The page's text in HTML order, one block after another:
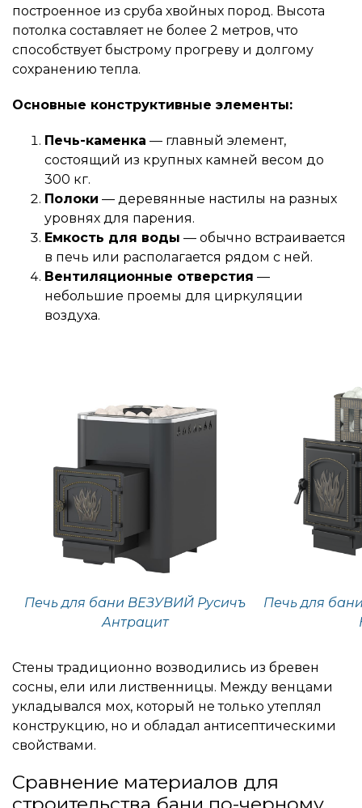
построенное из сруба хвойных пород. Высота
потолка составляет не более 2 метров, что
способствует быстрому прогреву и долгому
сохранению тепла.
Основные конструктивные элементы:
Печь-каменка — главный элемент,
состоящий из крупных камней весом до
300 кг.
Полоки — деревянные настилы на разных
уровнях для парения.
Емкость для воды — обычно встраивается
в печь или располагается рядом с ней.
Вентиляционные отверстия —
небольшие проемы для циркуляции
воздуха.
Печь для бани ВЕЗУВИЙ Русичъ
Антрацит
Печь для
Стены традиционно возводились из бревен
сосны, ели или лиственницы. Между венцами
укладывался мох, который не только утеплял
конструкцию, но и обладал антисептическими
свойствами.
Сравнение материалов для